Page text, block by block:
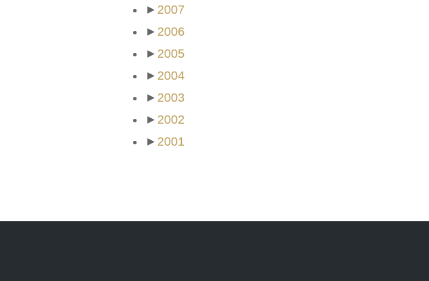
► 2007
► 2006
► 2005
► 2004
► 2003
► 2002
► 2001